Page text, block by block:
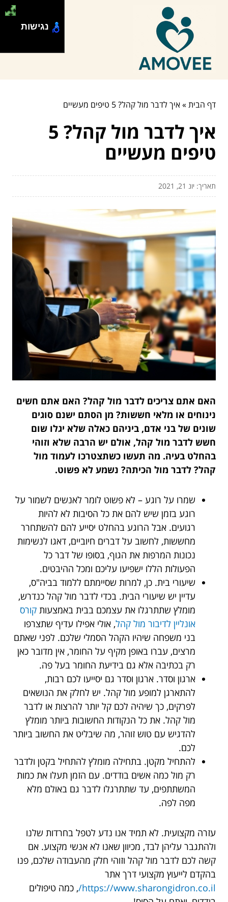
דף הבית»איך לדבר מול קהל? 5 טיפים מעשיים
איך לדבר מול קהל? 5
טיפים מעשיים
תאריך: יונ 21, 2021
האם אתם צריכים לדבר מול קהל? האם אתם חשים
נינוחים או מלאי חששות? מן הסתם ישנם סוגים
שונים של בני אדם, ביניהם כאלה שלא יגלו שום
חשש לדבר מול קהל, אולם יש הרבה שלא וזוהי
בהחלט בעיה. מה תעשו כשתצטרכו לעמוד מול
קהל? לדבר מול הכיתה? נשמע לא פשוט.
שמרו על רוגע – לא פשוט לומר לאנשים לשמור על
רוגע בזמן שיש להם את כל הסיבות לא להיות
רגועים. אבל הרוגע בהחלט יסייע להם להשתחרר
מחששות, לחשוב על דברים חיוביים, דאגו לנשימות
נכונות המרפות את הגוף, בסופו של דבר כל
הפעולות הללו ישפיעו עליכם ומכל ההיבטים.
שיעורי בית. כן, למרות שסיימתם ללמוד בביה"ס,
עדיין יש שיעורי הבית. בכדי לדבר מול קהל כנדרש,
מומלץ שתתרגלו את עצמכם בבית באמצעות קורס
אונליין לדיבור מול קהל, אולי אפילו עדיף שתצרפו
בני משפחה שיהיו הקהל הסמלי שלכם. לפני שאתם
מרצים, עברו באופן מקיף על החומר, אין מדובר כאן
רק בכתיבה אלא גם בידיעת החומר בעל פה.
ארגון וסדר. ארגון וסדר גם יסייעו לכם רבות,
להתארגן למופע מול קהל. יש לחלק את הנושאים
לפרקים, כך שיהיה לכם קל יותר להרצות או לדבר
מול קהל. את כל הנקודות החשובות ביותר מומלץ
להדגיש עם טוש זוהר, מה שיבליט את החשוב ביותר
לכם.
להתחיל מקטן. בתחילה מומלץ להתחיל בקטן ולדבר
רק מול כמה אשים בודדים. עם הזמן תעלו את כמות
המשתתפים, עד שתתרגלו לדבר גם באולם מלא
מפה לפה.
עזרה מקצועית. לא תמיד אנו נדע לטפל בחרדות שלנו
ולהתגבר עליהן לבד, מכיוון שאנו לא אנשי מקצוע. אם
קשה לכם לדבר מול קהל וזוהי חלק מהעבודה שלכם, פנו
בהקדם לייעוץ מקצועי דרך אתר
https://www.sharongidron.co.il/ , כמה טיפולים
נגישות